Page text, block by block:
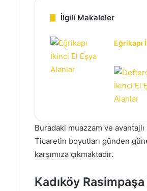
İlgili Makaleler
Eğrikapı
Buradaki muazzam ve
Ticaretin boyutları günden
karşımıza çıkmaktadır.
Kadıköy